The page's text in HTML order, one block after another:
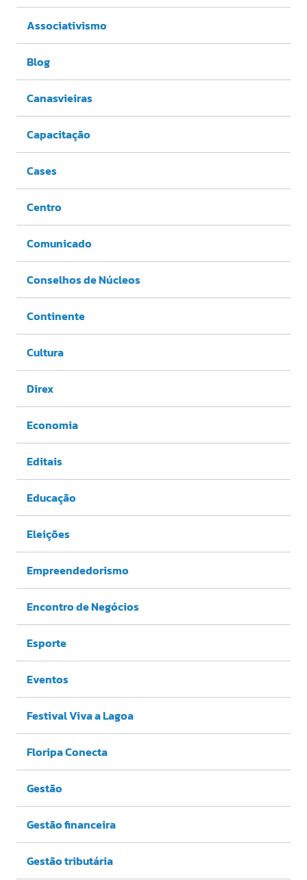
Associativismo
Blog
Canasvieiras
Capacitação
Cases
Centro
Comunicado
Conselhos de Núcleos
Continente
Cultura
Direx
Economia
Editais
Educação
Eleições
Empreendedorismo
Encontro de Negócios
Esporte
Eventos
Festival Viva a Lagoa
Floripa Conecta
Gestão
Gestão financeira
Gestão tributária